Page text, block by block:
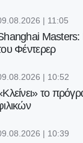
| 11:05
Masters:
Φέντερερ
| 10:52
το
| 10:39